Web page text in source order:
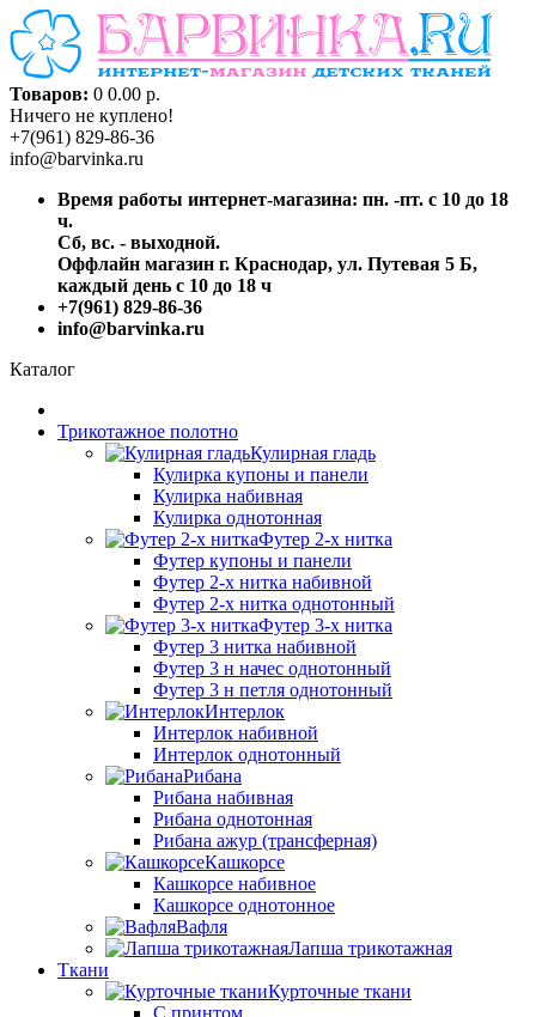
Товаров: 0 0.00 р.
Ничего не куплено!
+7(961) 829-86-36
info@barvinka.ru
Время работы интернет-магазина: пн. -пт. с 10 до 18
ч.
Сб, вс. - выходной.
Оффлайн магазин г. Краснодар, ул. Путевая 5 Б,
каждый день с 10 до 18 ч
+7(961) 829-86-36
info@barvinka.ru
Каталог
Трикотажное полотно
Кулирная гладь
Кулирка купоны и панели
Кулирка набивная
Кулирка однотонная
Футер 2-х нитка
Футер купоны и панели
Футер 2-х нитка набивной
Футер 2-х нитка однотонный
Футер 3-х нитка
Футер 3 нитка набивной
Футер 3 н начес однотонный
Футер 3 н петля однотонный
Интерлок
Интерлок набивной
Интерлок однотонный
Рибана
Рибана набивная
Рибана однотонная
Рибана ажур (трансферная)
Кашкорсе
Кашкорсе набивное
Кашкорсе однотонное
Вафля
Лапша трикотажная
Ткани
Курточные ткани
С принтом